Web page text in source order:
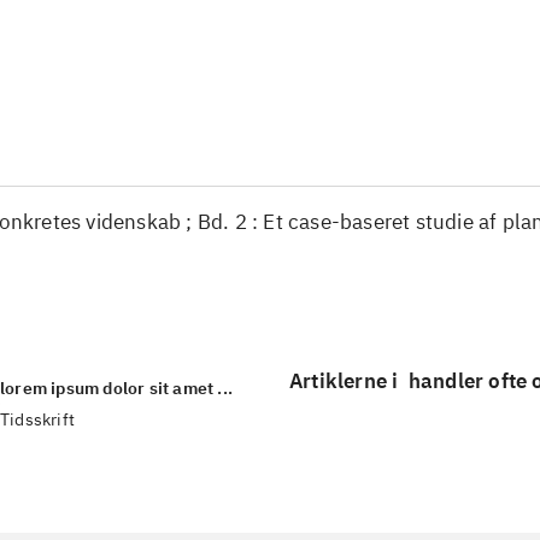
videnskab ; Bd. 2 : Et case-baseret studie af
lorem ipsum dolor sit amet ...
Tidsskrift
Artiklerne i handler ofte